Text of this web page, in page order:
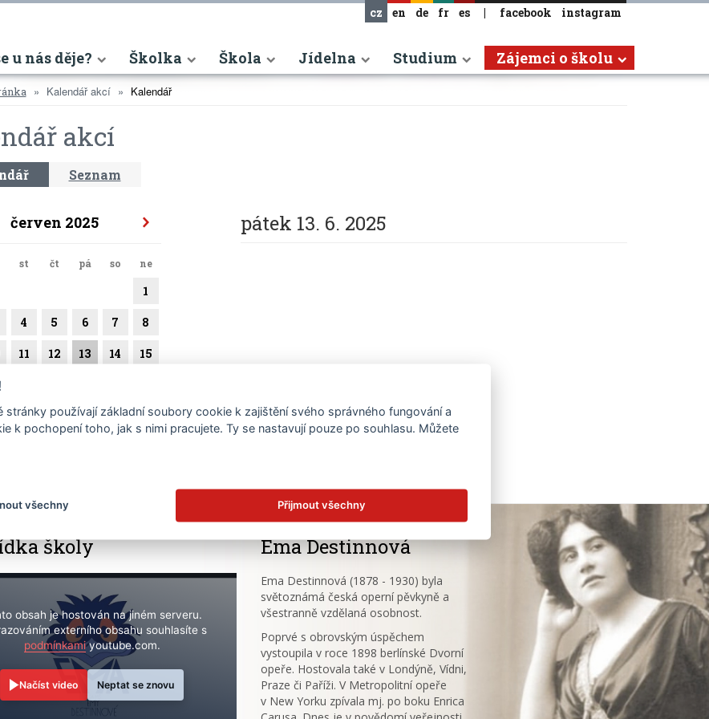
cz en de fr es | facebook instagram
u nás děje? Školka Škola Jídelna Studium Zájemci o školu
Kalendář akcí Kalendář
akcí
Seznam
červen 2025
st čt pá so ne
1
4 5 6 7 8
11 12 13 14 15
25 26 27 28 29
pátek 13. 6. 2025
školy
obsah je hostován na jiném serveru.
externího obsahu souhlasíte s
podmínkamiyoutube.com.
Načíst video Neptat se znovu
Ema Destinnová
Ema Destinnová (1878 - 1930) byla
světoznámá česká operní pěvkyně a
všestranně vzdělaná osobnost.
Poprvé s obrovským úspěchem
vystoupila v roce 1898 berlínské Dvorní
opeře. Hostovala také v Londýně, Vídni,
Praze či Paříži. V Metropolitní opeře
v New Yorku zpívala mj. po boku Enrica
stránky používají základní soubory cookie k zajištění svého správného fungování a
k pochopení toho, jak s nimi pracujete. Ty se nastavují pouze po souhlasu. Můžete
všechny Přijmout všechny